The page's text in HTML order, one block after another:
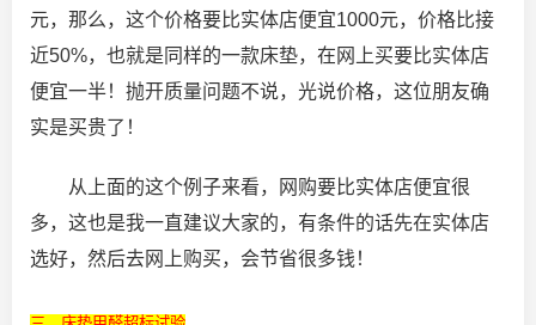
元，那么，这个价格要比实体店便宜1000元，价格比接
近50%，也就是同样的一款床垫，在网上买要比实体店
便宜一半！抛开质量问题不说，光说价格，这位朋友确
实是买贵了！
从上面的这个例子来看，网购要比实体店便宜很
多，这也是我一直建议大家的，有条件的话先在实体店
选好，然后去网上购买，会节省很多钱！